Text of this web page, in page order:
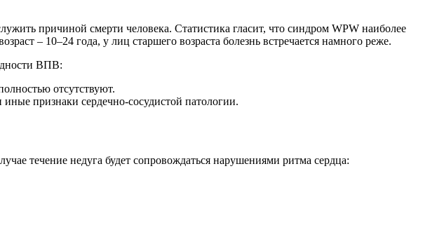
причиной смерти человека. Статистика гласит, что синдром WPW наиболее
– 10–24 года, у лиц старшего возраста болезнь встречается намного реже.
ВПВ:
отсутствуют.
признаки сердечно-сосудистой патологии.
течение недуга будет сопровождаться нарушениями ритма сердца: